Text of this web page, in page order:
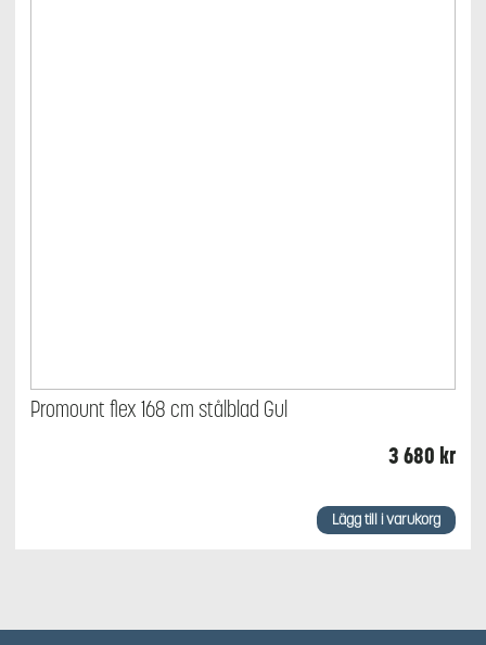
Promount flex 168 cm stålblad Gul
3 680 kr
Lägg till i varukorg